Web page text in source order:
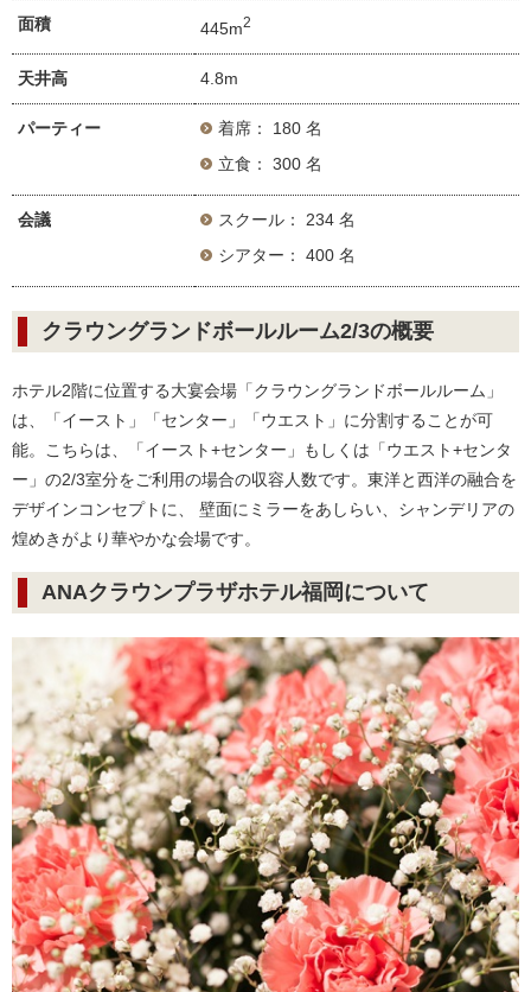
面積 445m2
天井高 4.8m
パーティー
着席： 180 名
立食： 300 名
会議
スクール： 234 名
シアター： 400 名
クラウングランドボールルーム2/3の概要
ホテル2階に位置する大宴会場「クラウングランドボールルーム」
は、「イースト」「センター」「ウエスト」に分割することが可
能。こちらは、「イースト+センター」もしくは「ウエスト+センタ
ー」の2/3室分をご利用の場合の収容人数です。東洋と西洋の融合を
デザインコンセプトに、 壁面にミラーをあしらい、シャンデリアの
煌めきがより華やかな会場です。
ANAクラウンプラザホテル福岡について